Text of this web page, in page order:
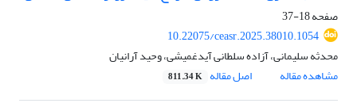
صفحه18-37
10.22075/ceasr.2025.38010.1054
محدثه سلیمانی، آزاده سلطانی آیدغمیشی، وحید آرانیان
مشاهده مقاله
اصل مقاله 811.34 K